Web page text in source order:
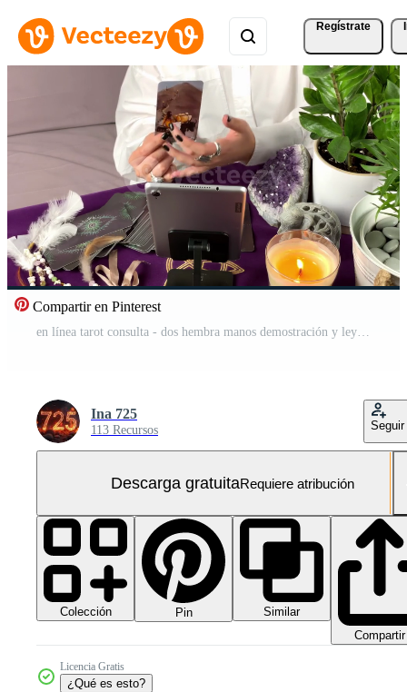
Regístrate
Compartir en Pinterest
en línea tarot consulta - dos hembra manos demostración y leyendo tarot tarjetas Vídeo Gratis
Ina 725
113 Recursos Seguir
Descarga gratuitaRequiere atribución
Colección Pin
Similar
Compartir
Licencia Gratis
¿Qué es esto?